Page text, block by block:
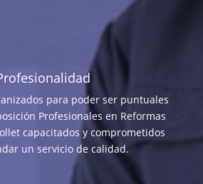
para poder ser puntuales
Profesionales en Reformas
capacitados y comprometidos
un servicio de calidad.